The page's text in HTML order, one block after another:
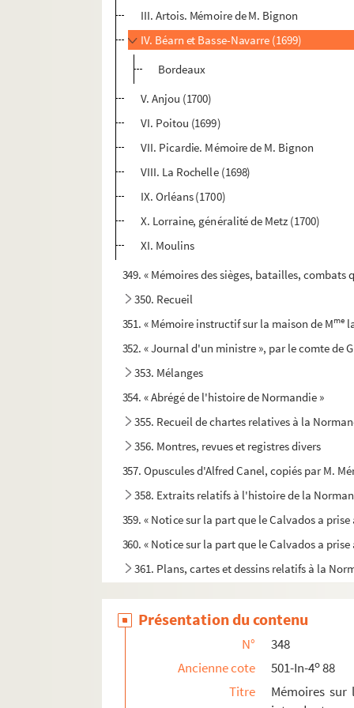
III. Artois. Mémoire de M. Bignon
IV. Béarn et Basse-Navarre (1699)
Bordeaux
V. Anjou (1700)
VI. Poitou (1699)
VII. Picardie. Mémoire de M. Bignon
VIII. La Rochelle (1698)
IX. Orléans (1700)
X. Lorraine, généralité de Metz (1700)
XI. Moulins
349. « Mémoires des sièges, batailles,
350. Recueil
351. « Mémoire instructif sur la maison de Mme
352. « Journal d'un ministre », par le comte de
353. Mélanges
354. « Abrégé de l'histoire de Normandie »
355. Recueil de chartes relatives à la
356. Montres, revues et registres divers
357. Opuscules d'Alfred Canel, copiés par M.
358. Extraits relatifs à l'histoire de la
359. « Notice sur la part que le Calvados a
360. « Notice sur la part que le Calvados a
361. Plans, cartes et dessins relatifs à la
363. « Lettres et mémoires de M. Duquesnay
meédition des
365. « Discours de l'entrée faite par très-haut
366. « Entrée de Louis XIII à Caen. 1620 »
Présentation du contenu
N°
348
Ancienne cote
501-In-4o88
Titre
Mémoires sur